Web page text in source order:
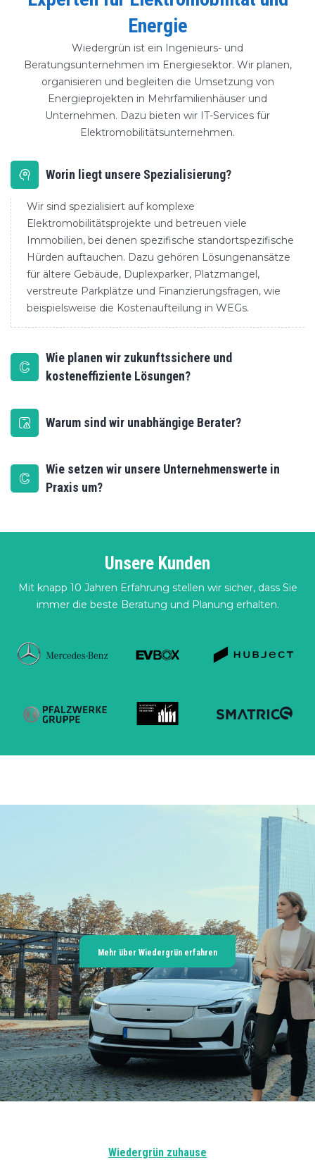
Energie
Wiedergrün ist ein Ingenieurs- und
Beratungsunternehmen im Energiesektor. Wir planen,
organisieren und begleiten die Umsetzung von
Energieprojekten in Mehrfamilienhäuser und
Unternehmen. Dazu bieten wir IT-Services für
Elektromobilitätsunternehmen.
Worin liegt unsere Spezialisierung?
Wir sind spezialisiert auf komplexe
Elektromobilitätsprojekte und betreuen viele
Immobilien, bei denen spezifische standortspezifische
Hürden auftauchen. Dazu gehören Lösungenansätze
für ältere Gebäude, Duplexparker, Platzmangel,
verstreute Parkplätze und Finanzierungsfragen, wie
beispielsweise die Kostenaufteilung in WEGs.
Wie planen wir zukunftssichere und
kosteneffiziente Lösungen?
Warum sind wir unabhängige Berater?
Wie setzen wir unsere Unternehmenswerte in
Praxis um?
Unsere Kunden
Mit knapp 10 Jahren Erfahrung stellen wir sicher, dass Sie
immer die beste Beratung und Planung erhalten.
Mehr über Wiedergrün erfahren
Wiedergrün zuhause